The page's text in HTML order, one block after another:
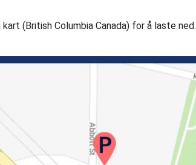
(British Columbia Canada) for å laste ned.